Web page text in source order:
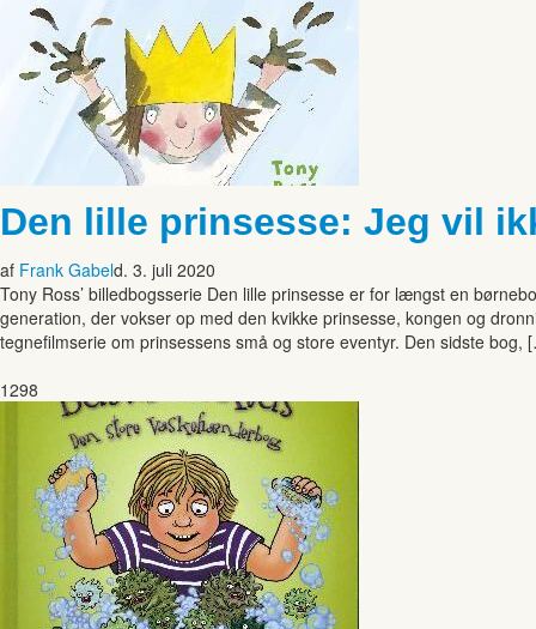
Den lille prinsesse: Jeg vil
af Frank Gabeld. 3. juli 2020
Tony Ross’ billedbogsserie Den lille prinsesse er for længst en
generation, der vokser op med den kvikke prinsesse, kongen og
tegnefilmserie om prinsessens små og store eventyr. Den sidste bog,
1298